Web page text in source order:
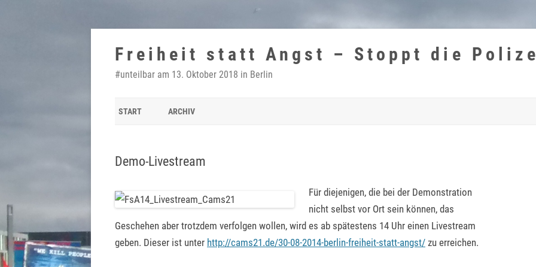
springen
Freiheit statt Angst – Stoppt die
#unteilbar am 13. Oktober 2018 in Berlin
START ARCHIV
Demo-Livestream
Für diejenigen, die bei der Demonstration
nicht selbst vor Ort sein können, das
Geschehen aber trotzdem verfolgen wollen, wird es ab spätestens 14 Uhr einen Livestream
geben. Dieser ist unter http://cams21.de/30-08-2014-berlin-freiheit-statt-angst/ zu erreichen.